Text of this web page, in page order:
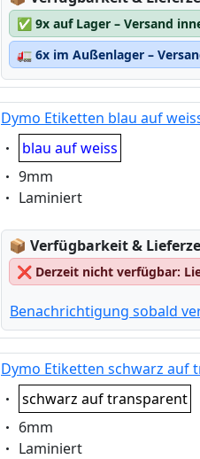
✅ 9x auf Lager – Versand
🚛 6x im Außenlager –
Dymo Etiketten blau auf
Eigenschaft:
blau auf weiss
Eigenschaft:
9mm
Eigenschaft:
Laminiert
📦 Lagerstatus:
Verfügbarkeit &
❌ Derzeit nicht verfügbar:
Benachrichtigung sobald
Dymo Etiketten schwarz auf
Eigenschaft:
schwarz auf transparent
Eigenschaft:
6mm
Eigenschaft:
Laminiert